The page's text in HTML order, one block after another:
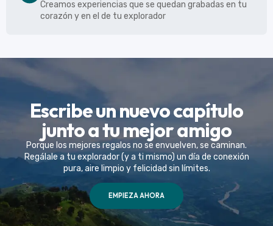
Creamos experiencias que se quedan grabadas en tu
corazón y en el de tu explorador
Escribe un nuevo capítulo
junto a tu mejor amigo
Porque los mejores regalos no se envuelven, se caminan.
Regálale a tu explorador (y a ti mismo) un día de conexión
pura, aire limpio y felicidad sin límites.
EMPIEZA AHORA